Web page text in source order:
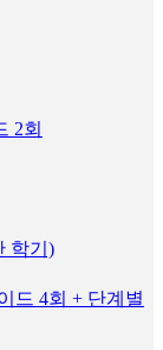
2회
학기)
드 4회 + 단계별